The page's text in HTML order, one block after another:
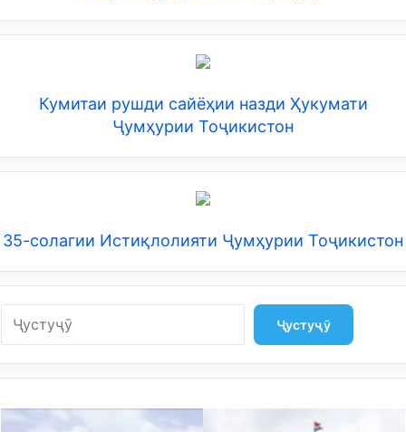
Кумитаи рушди сайёҳии назди Ҳукумати
Ҷумҳурии Тоҷикистон
35-солагии Истиқлолияти Ҷумҳурии Тоҷикистон
Ҷустуҷӯ